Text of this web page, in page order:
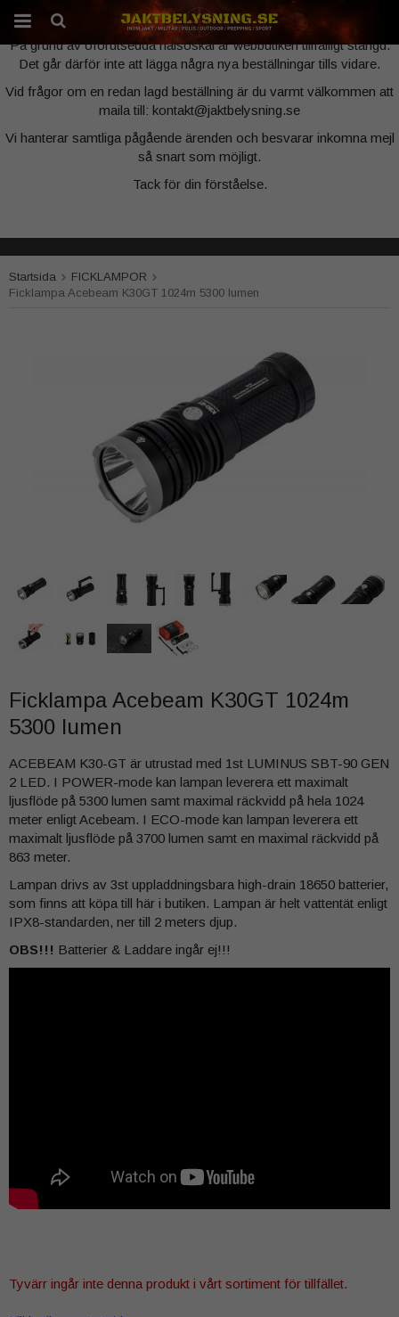
Webbutiken är tillfälligt stängd
På grund av oförutsedda hälsoskäl är webbutiken tillfälligt stängd.
Det går därför inte att lägga några nya beställningar tills vidare.
Vid frågor om en redan lagd beställning är du varmt välkommen att
maila till: kontakt@jaktbelysning.se
Vi hanterar samtliga pågående ärenden och besvarar inkomna mejl
så snart som möjligt.
Tack för din förståelse.
Startsida
FICKLAMPOR
Ficklampa Acebeam K30GT 1024m 5300 lumen
Ficklampa Acebeam K30GT 1024m
5300 lumen
ACEBEAM K30-GT är utrustad med 1st LUMINUS SBT-90 GEN
2 LED. I POWER-mode kan lampan leverera ett maximalt
ljusflöde på 5300 lumen samt maximal räckvidd på hela 1024
meter enligt Acebeam. I ECO-mode kan lampan leverera ett
maximalt ljusflöde på 3700 lumen samt en maximal räckvidd på
863 meter.
Lampan drivs av 3st uppladdningsbara high-drain 18650 batterier,
som finns att köpa till här i butiken. Lampan är helt vattentät enligt
IPX8-standarden, ner till 2 meters djup.
OBS!!! Batterier & Laddare ingår ej!!!
Tyvärr ingår inte denna produkt i vårt sortiment för tillfället.